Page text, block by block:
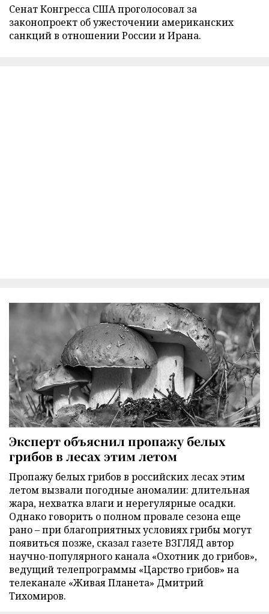
Сенат Конгресса США проголосовал за
законопроект об ужесточении американских
санкций в отношении России и Ирана.
Эксперт объяснил пропажу белых
грибов в лесах этим летом
Пропажу белых грибов в российских лесах этим
летом вызвали погодные аномалии: длительная
жара, нехватка влаги и нерегулярные осадки.
Однако говорить о полном провале сезона еще
рано – при благоприятных условиях грибы могут
появиться позже, сказал газете ВЗГЛЯД автор
научно-популярного канала «Охотник до грибов»,
ведущий телепрограммы «Царство грибов» на
телеканале «Живая Планета» Дмитрий
Тихомиров.